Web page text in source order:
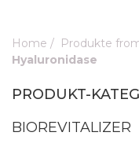
ZUM
Home / Produkte
Hyaluronidase
PRODUKT-
BIOREVITALIZER